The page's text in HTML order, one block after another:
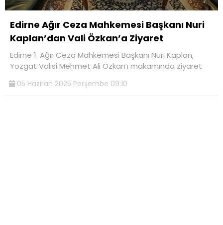
Edirne Ağır Ceza Mahkemesi Başkanı Nuri
Kaplan’dan Vali Özkan’a Ziyaret
Edirne 1. Ağır Ceza Mahkemesi Başkanı Nuri Kaplan,
Yozgat Valisi Mehmet Ali Özkan’ı makamında ziyaret
05 Haziran 2025 Perşembe 09:10